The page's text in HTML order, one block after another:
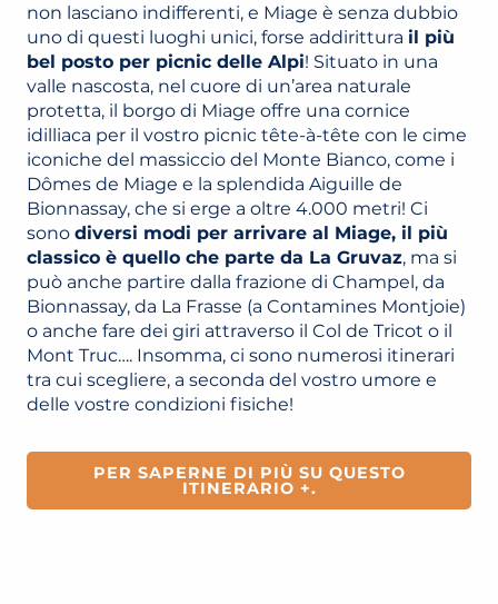
non lasciano indifferenti, e Miage è senza dubbio
uno di questi luoghi unici, forse addirittura il più
bel posto per picnic delle Alpi! Situato in una
valle nascosta, nel cuore di un’area naturale
protetta, il borgo di Miage offre una cornice
idilliaca per il vostro picnic tête-à-tête con le cime
iconiche del massiccio del Monte Bianco, come i
Dômes de Miage e la splendida Aiguille de
Bionnassay, che si erge a oltre 4.000 metri! Ci
sono diversi modi per arrivare al Miage, il più
classico è quello che parte da La Gruvaz, ma si
può anche partire dalla frazione di Champel, da
Bionnassay, da La Frasse (a Contamines Montjoie)
o anche fare dei giri attraverso il Col de Tricot o il
Mont Truc…. Insomma, ci sono numerosi itinerari
tra cui scegliere, a seconda del vostro umore e
delle vostre condizioni fisiche!
PER SAPERNE DI PIÙ SU QUESTO
ITINERARIO +.